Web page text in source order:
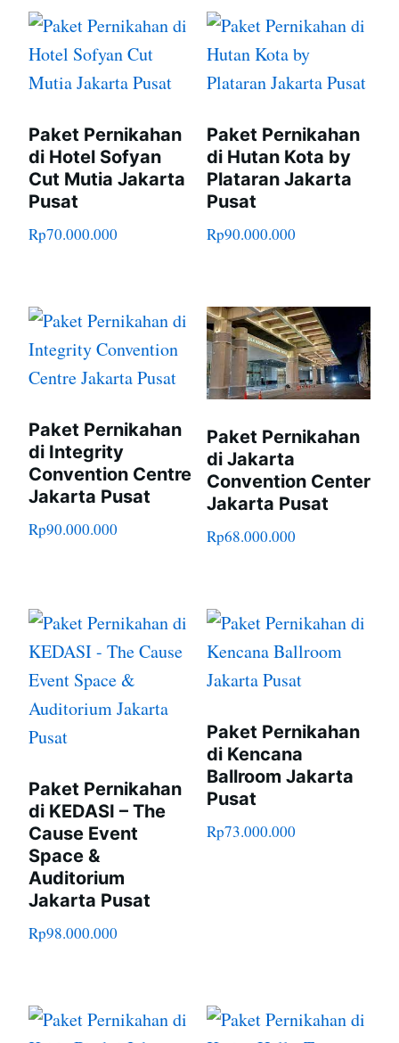
Paket Pernikahan
di Hotel Sofyan
Cut Mutia Jakarta
Pusat
Rp70.000.000
Paket Pernikahan
di Hutan Kota by
Plataran Jakarta
Pusat
Rp90.000.000
Paket Pernikahan
di Integrity
Convention Centre
Jakarta Pusat
Rp90.000.000
Paket Pernikahan
di Jakarta
Convention Center
Jakarta Pusat
Rp68.000.000
Paket Pernikahan
di KEDASI – The
Cause Event
Space &
Auditorium
Jakarta Pusat
Rp98.000.000
Paket Pernikahan
di Kencana
Ballroom Jakarta
Pusat
Rp73.000.000